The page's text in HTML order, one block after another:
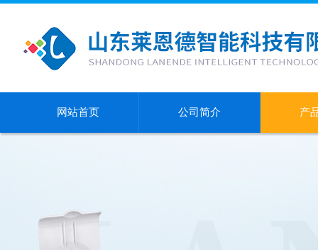
网站首页 公司简介 产